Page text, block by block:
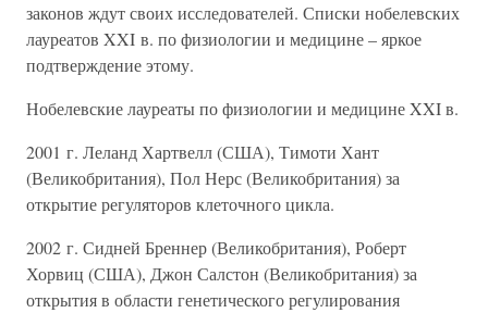
законов ждут своих исследователей. Списки нобелевских
лауреатов XXI в. по физиологии и медицине – яркое
подтверждение этому.
Нобелевские лауреаты по физиологии и медицине XXI в.
2001 г. Леланд Хартвелл (США), Тимоти Хант
(Великобритания), Пол Нерс (Великобритания) за
открытие регуляторов клеточного цикла.
2002 г. Сидней Бреннер (Великобритания), Роберт
Хорвиц (США), Джон Салстон (Великобритания) за
открытия в области генетического регулирования